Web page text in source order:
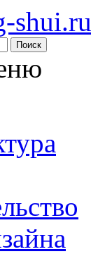
shui.ru